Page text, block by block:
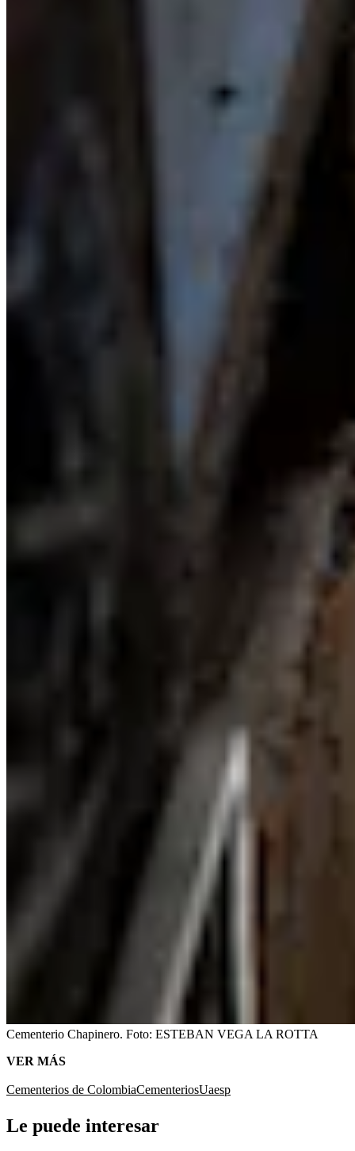
Cementerio Chapinero. Foto: ESTEBAN VEGA LA ROTTA
VER MÁS
Cementerios de ColombiaCementeriosUaesp
Le puede interesar